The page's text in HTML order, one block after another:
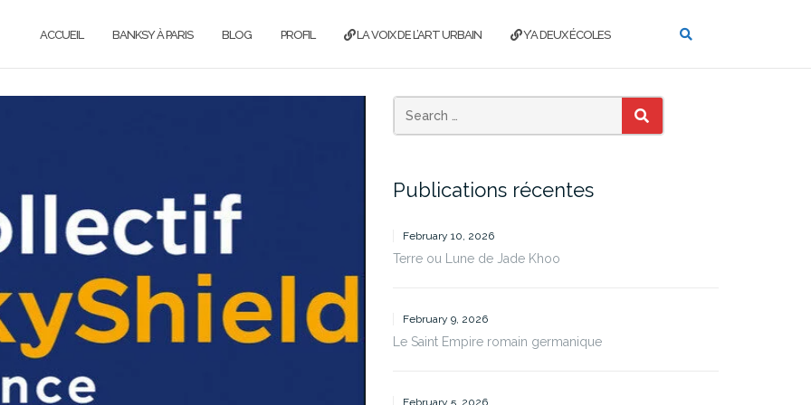
ACCUEIL BANKSY À PARIS BLOG PROFIL LA VOIX DE L’ART URBAIN Y’A DEUX ÉCOLES
SEARCH
Publications récentes
February 10, 2026
Terre ou Lune de Jade Khoo
February 9, 2026
Le Saint Empire romain germanique
February 5, 2026